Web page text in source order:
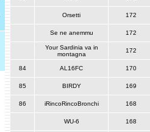
Orsetti 172
Se ne anemmu 172
Your Sardinia va in
montagna
172
84 AL16FC 170
85 BIRDY 169
86 iRincoRincoBronchi 168
WU-6 168